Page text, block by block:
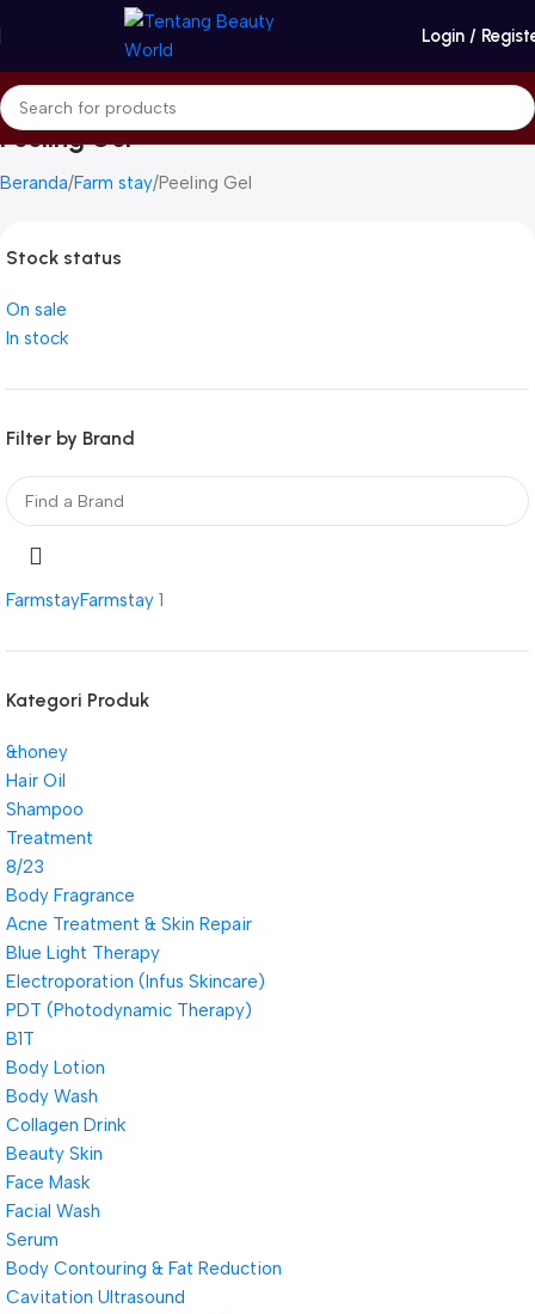
Login /
Peeling Gel
Beranda Farm stay Peeling Gel
Stock status
On sale
In stock
Filter by Brand
FarmstayFarmstay 1
Kategori Produk
&honey
Hair Oil
Shampoo
Treatment
8/23
Body Fragrance
Acne Treatment & Skin Repair
Blue Light Therapy
Electroporation (Infus Skincare)
PDT (Photodynamic Therapy)
B1T
Body Lotion
Body Wash
Collagen Drink
Beauty Skin
Face Mask
Facial Wash
Serum
Body Contouring & Fat Reduction
Cavitation Ultrasound